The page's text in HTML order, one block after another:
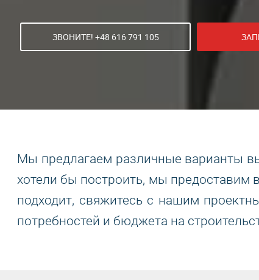
ЗВОНИТЕ! +48 616 791 105
Мы предлагаем различные варианты
хотели бы построить, мы предоставим
подходит, свяжитесь с нашим
потребностей и бюджета на